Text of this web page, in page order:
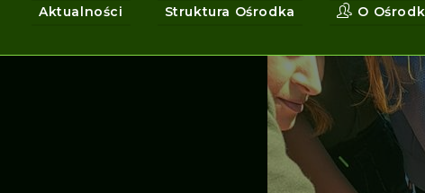
Aktualności Struktura Ośrodka O